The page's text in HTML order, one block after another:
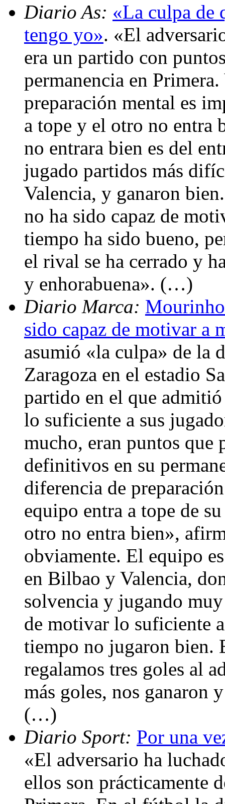
Diario As: «La culpa de
tengo yo». «El
era un partido con
permanencia en
preparación mental es
a tope y el otro no
no entrara bien es del
jugado partidos más
Valencia, y ganaron
no ha sido capaz de
tiempo ha sido bueno,
el rival se ha cerrado y
y enhorabuena». (…)
Diario Marca:
sido capaz de motivar a
asumió «la culpa» de la
Zaragoza en el estadio
partido en el que
lo suficiente a sus
mucho, eran puntos que
definitivos en su
diferencia de
equipo entra a tope de
otro no entra bien»,
obviamente. El equipo
en Bilbao y Valencia,
solvencia y jugando
de motivar lo suficiente
tiempo no jugaron bien.
regalamos tres goles al
más goles, nos ganaron
(…)
Diario Sport: Por una
«El adversario ha
ellos son prácticamente